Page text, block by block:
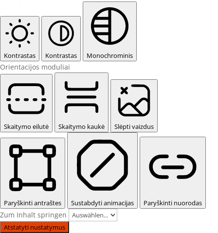
Kontrastas Kontrastas Monochrominis
Orientacijos moduliai
Skaitymo eilutė Skaitymo kaukė Slėpti vaizdus
Paryškinti antraštes Sustabdyti animacijas Paryškinti nuorodas
Zum Inhalt springen
Atstatyti nustatymus